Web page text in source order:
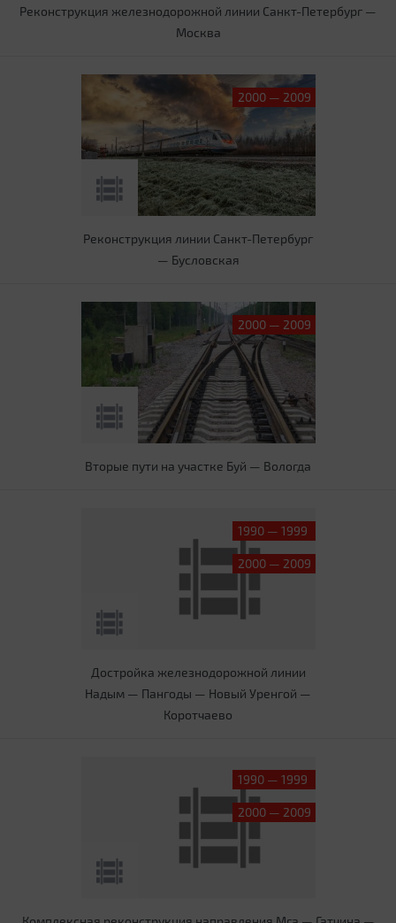
Реконструкция железнодорожной линии Санкт-Петербург —
Москва
2000 — 2009
Реконструкция линии Санкт-Петербург
— Бусловская
2000 — 2009
Вторые пути на участке Буй — Вологда
1990 — 1999
2000 — 2009
Достройка железнодорожной линии
Надым — Пангоды — Новый Уренгой —
Коротчаево
1990 — 1999
2000 — 2009